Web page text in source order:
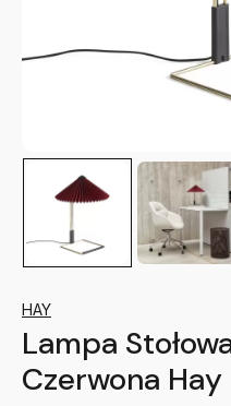
HAY
Lampa
Czerwona Hay